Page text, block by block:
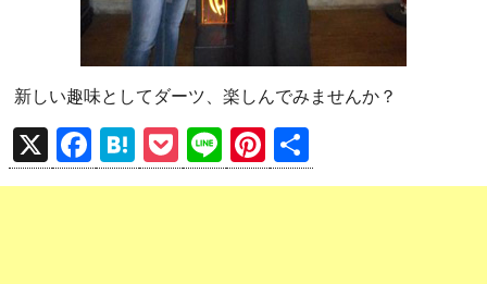
新しい趣味としてダーツ、楽しんでみませんか？
X
F
a
H
at
P
o
Li
n
Pi
nt 有